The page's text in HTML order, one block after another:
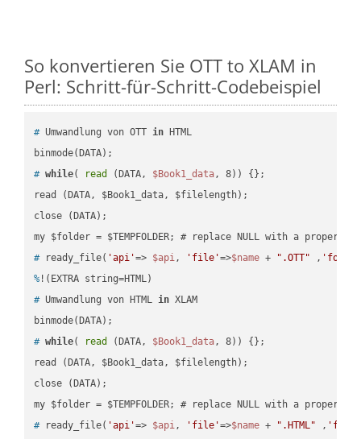
So konvertieren Sie OTT to XLAM in
Perl: Schritt-für-Schritt-Codebeispiel
# Umwandlung von OTT in HTML
# while( read (DATA, $Book1_data, 8)) {};
read (DATA, $Book1_data, $filelength);
close (DATA);
# ready_file( 'api'=> $api, 'file'=>$name + ".OTT" ,
% !(EXTRA string=HTML)
# Umwandlung von HTML in XLAM
# while( read (DATA, $Book1_data, 8)) {};
read (DATA, $Book1_data, $filelength);
close (DATA);
# ready_file( 'api'=> $api, 'file'=>$name + ".HTML" ,